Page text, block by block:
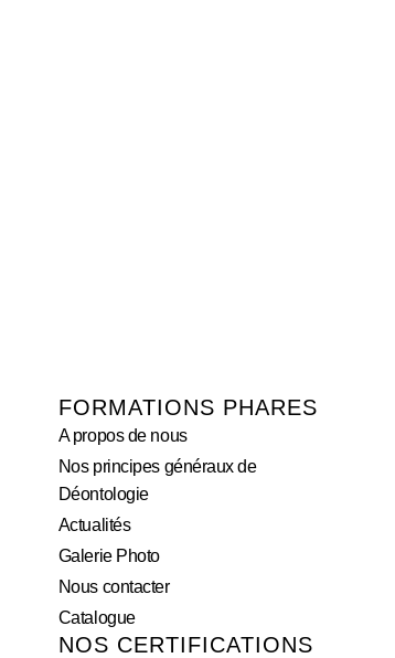
FORMATIONS PHARES
A propos de nous
Nos principes généraux de
Déontologie
Actualités
Galerie Photo
Nous contacter
Catalogue
NOS CERTIFICATIONS